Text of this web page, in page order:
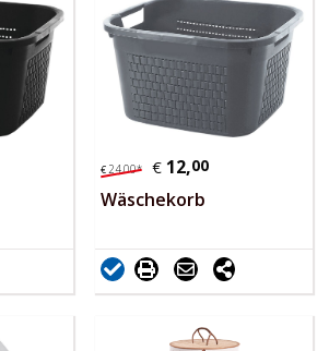
€24,00* € 12,00
Wäschekorb